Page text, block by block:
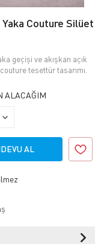
Couture Silüet
geçişi ve akışkan açık
tesettür tasarımı.
ALACAĞIM
AL